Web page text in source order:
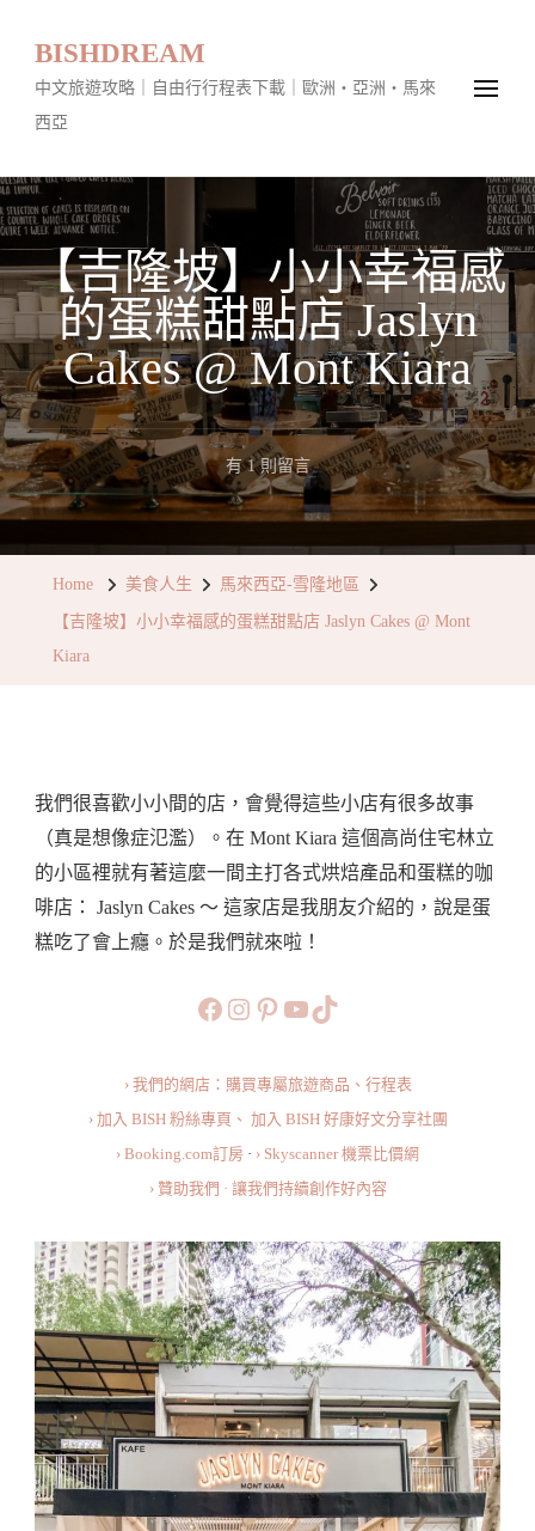
BISHDREAM
中文旅遊攻略｜自由行行程表下載｜歐洲・亞洲・馬來
西亞
【吉隆坡】小小幸福感
的蛋糕甜點店 Jaslyn
Cakes @ Mont Kiara
在
〈【吉
蛋
糕
甜
點
店
Cakes
Mont
Kiara〉
中
有 1 則留言
Home 美食人生 馬來西亞-雪隆地區
【吉隆坡】小小幸福感的蛋糕甜點店 Jaslyn Cakes @ Mont
Kiara
我們很喜歡小小間的店，會覺得這些小店有很多故事
（真是想像症氾濫）。在 Mont Kiara 這個高尚住宅林立
的小區裡就有著這麼一間主打各式烘焙產品和蛋糕的咖
啡店： Jaslyn Cakes ～ 這家店是我朋友介紹的，說是蛋
糕吃了會上癮。於是我們就來啦！
https://www.facebook.com/
https://
https://
旅行美食小短片TikTok
› 我們的網店：購買專屬旅遊商品、行程表
› 加入 BISH 粉絲專頁、 加入 BISH 好康好文分享社團
› Booking.com訂房 · › Skyscanner 機票比價網
› 贊助我們 · 讓我們持續創作好內容